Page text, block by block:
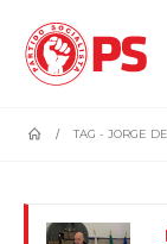
TAG - JORGE